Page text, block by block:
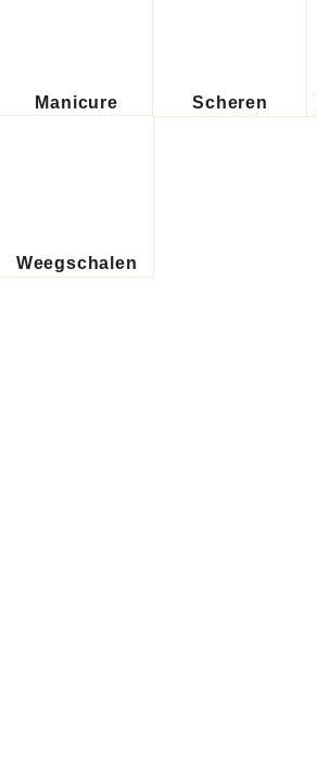
Manicure Scheren
Weegschalen